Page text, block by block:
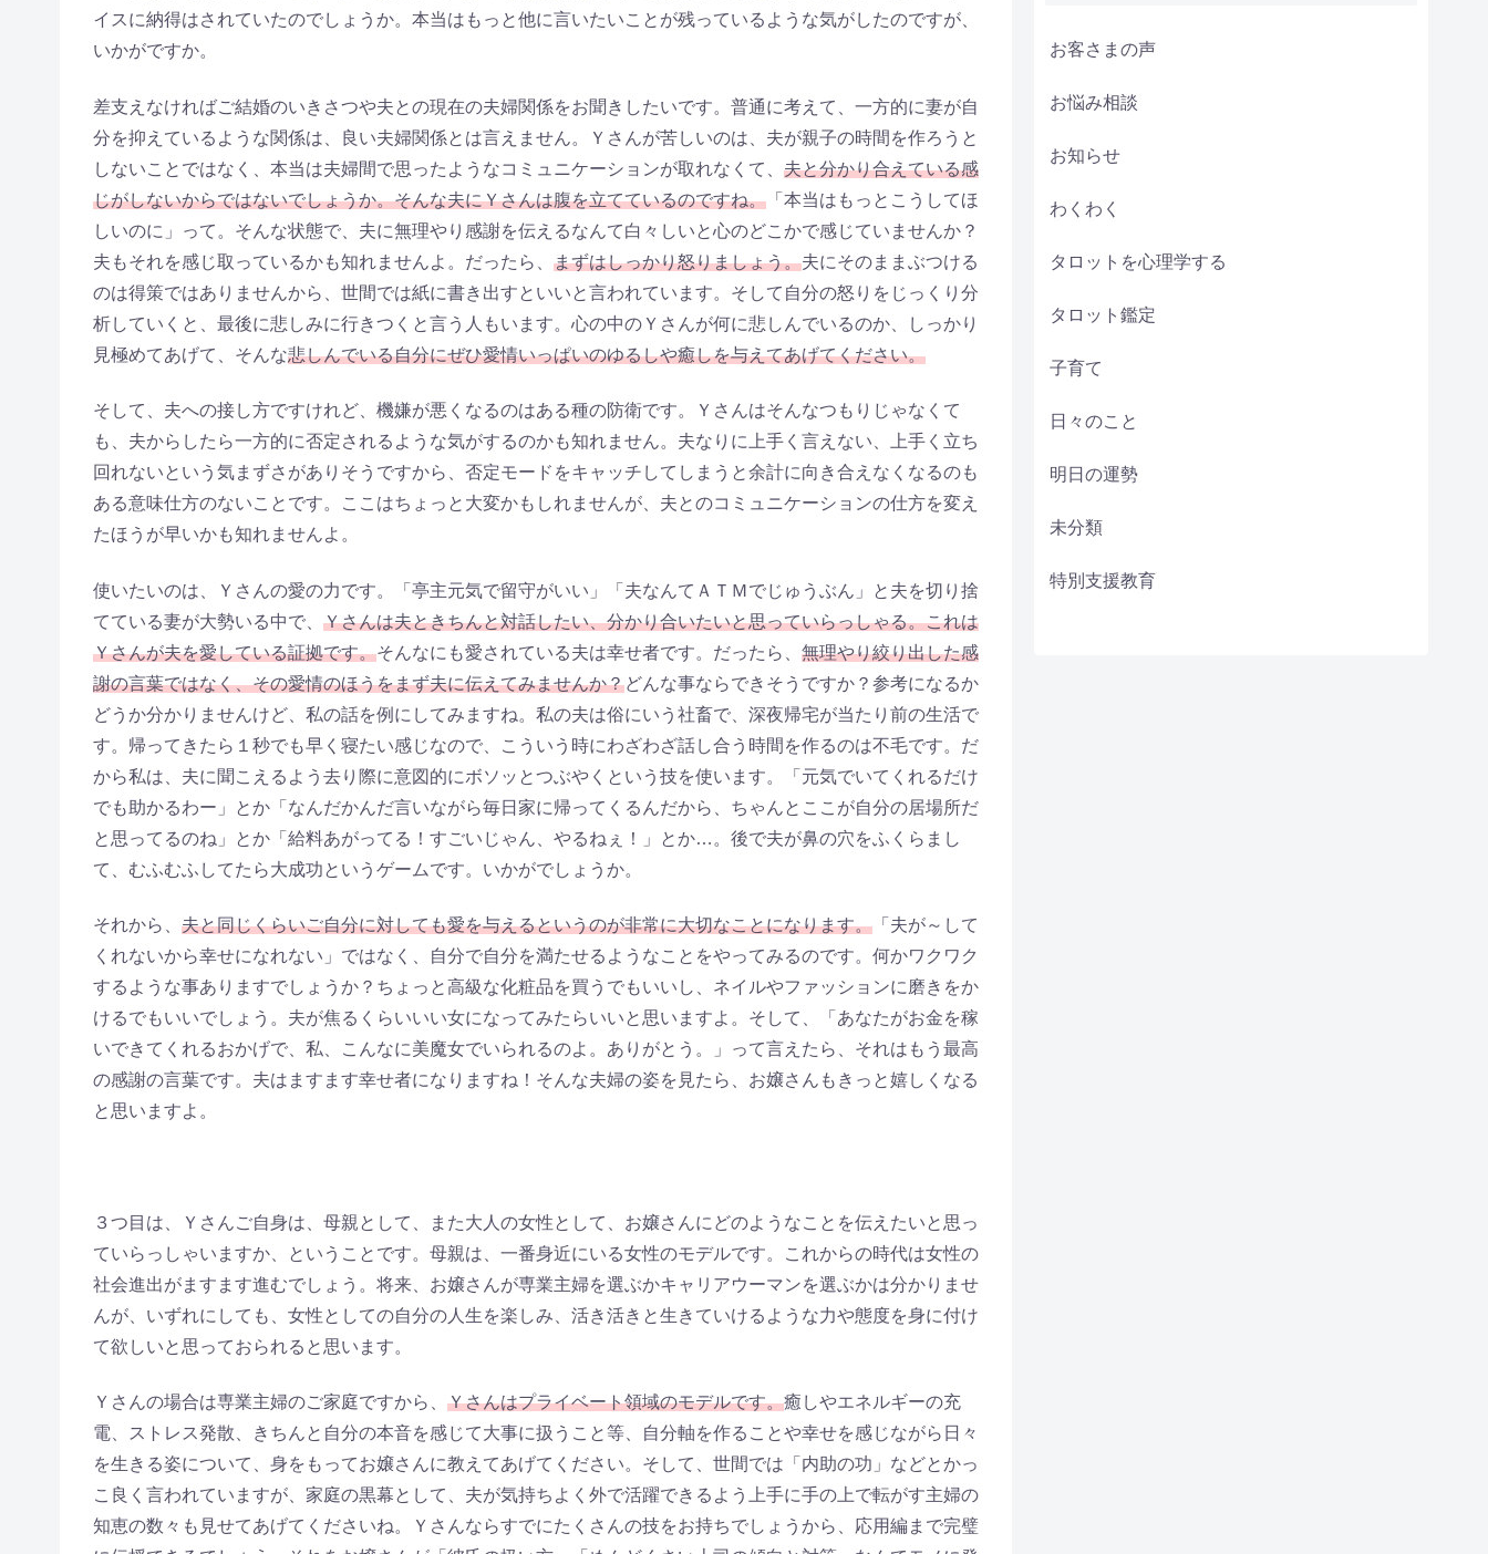
イスに納得はされていたのでしょうか。本当はもっと他に言いたいことが残っているような気がしたのですが、
いかがですか。
差支えなければご結婚のいきさつや夫との現在の夫婦関係をお聞きしたいです。普通に考えて、一方的に妻が自
分を抑えているような関係は、良い夫婦関係とは言えません。Ｙさんが苦しいのは、夫が親子の時間を作ろうと
しないことではなく、本当は夫婦間で思ったようなコミュニケーションが取れなくて、 夫と分かり合えている感
じがしないからではないでしょうか。そんな夫にＹさんは腹を立てているのですね。 「本当はもっとこうしてほ
しいのに」って。そんな状態で、夫に無理やり感謝を伝えるなんて白々しいと心のどこかで感じていませんか？
夫もそれを感じ取っているかも知れませんよ。だったら、 まずはしっかり怒りましょう。夫にそのままぶつける
のは得策ではありませんから、世間では紙に書き出すといいと言われています。そして自分の怒りをじっくり分
析していくと、最後に悲しみに行きつくと言う人もいます。心の中のＹさんが何に悲しんでいるのか、しっかり
見極めてあげて、そんな悲しんでいる自分にぜひ愛情いっぱいのゆるしや癒しを与えてあげてください。
そして、夫への接し方ですけれど、機嫌が悪くなるのはある種の防衛です。Ｙさんはそんなつもりじゃなくて
も、夫からしたら一方的に否定されるような気がするのかも知れません。夫なりに上手く言えない、上手く立ち
回れないという気まずさがありそうですから、否定モードをキャッチしてしまうと余計に向き合えなくなるのも
ある意味仕方のないことです。ここはちょっと大変かもしれませんが、夫とのコミュニケーションの仕方を変え
たほうが早いかも知れませんよ。
使いたいのは、Ｙさんの愛の力です。「亭主元気で留守がいい」「夫なんてＡＴＭでじゅうぶん」と夫を切り捨
てている妻が大勢いる中で、 Ｙさんは夫ときちんと対話したい、分かり合いたいと思っていらっしゃる。これは
Ｙさんが夫を愛している証拠です。そんなにも愛されている夫は幸せ者です。だったら、 無理やり絞り出した感
謝の言葉ではなく、その愛情のほうをまず夫に伝えてみませんか？どんな事ならできそうですか？参考になるか
どうか分かりませんけど、私の話を例にしてみますね。私の夫は俗にいう社畜で、深夜帰宅が当たり前の生活で
す。帰ってきたら１秒でも早く寝たい感じなので、こういう時にわざわざ話し合う時間を作るのは不毛です。だ
から私は、夫に聞こえるよう去り際に意図的にボソッとつぶやくという技を使います。「元気でいてくれるだけ
でも助かるわー」とか「なんだかんだ言いながら毎日家に帰ってくるんだから、ちゃんとここが自分の居場所だ
と思ってるのね」とか「給料あがってる！すごいじゃん、やるねぇ！」とか…。後で夫が鼻の穴をふくらまし
て、むふむふしてたら大成功というゲームです。いかがでしょうか。
それから、 夫と同じくらいご自分に対しても愛を与えるというのが非常に大切なことになります。 「夫が～して
くれないから幸せになれない」ではなく、自分で自分を満たせるようなことをやってみるのです。何かワクワク
するような事ありますでしょうか？ちょっと高級な化粧品を買うでもいいし、ネイルやファッションに磨きをか
けるでもいいでしょう。夫が焦るくらいいい女になってみたらいいと思いますよ。そして、「あなたがお金を稼
いできてくれるおかげで、私、こんなに美魔女でいられるのよ。ありがとう。」って言えたら、それはもう最高
の感謝の言葉です。夫はますます幸せ者になりますね！そんな夫婦の姿を見たら、お嬢さんもきっと嬉しくなる
と思いますよ。
３つ目は、Ｙさんご自身は、母親として、また大人の女性として、お嬢さんにどのようなことを伝えたいと思っ
ていらっしゃいますか、ということです。母親は、一番身近にいる女性のモデルです。これからの時代は女性の
社会進出がますます進むでしょう。将来、お嬢さんが専業主婦を選ぶかキャリアウーマンを選ぶかは分かりませ
んが、いずれにしても、女性としての自分の人生を楽しみ、活き活きと生きていけるような力や態度を身に付け
て欲しいと思っておられると思います。
Ｙさんの場合は専業主婦のご家庭ですから、 Ｙさんはプライベート領域のモデルです。癒しやエネルギーの充
電、ストレス発散、きちんと自分の本音を感じて大事に扱うこと等、自分軸を作ることや幸せを感じながら日々
を生きる姿について、身をもってお嬢さんに教えてあげてください。そして、世間では「内助の功」などとかっ
こ良く言われていますが、家庭の黒幕として、夫が気持ちよく外で活躍できるよう上手に手の上で転がす主婦の
知恵の数々も見せてあげてくださいね。Ｙさんならすでにたくさんの技をお持ちでしょうから、応用編まで完璧
お客さまの声
お悩み相談
お知らせ
わくわく
タロットを心理学する
タロット鑑定
子育て
日々のこと
明日の運勢
未分類
特別支援教育